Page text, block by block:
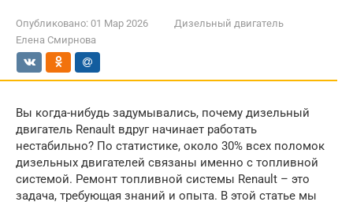
Опубликовано: 01 Мар 2026
Дизельный двигатель
Елена Смирнова
Вы когда-нибудь задумывались, почему дизельный
двигатель Renault вдруг начинает работать
нестабильно? По статистике, около 30% всех поломок
дизельных двигателей связаны именно с топливной
системой. Ремонт топливной системы Renault – это
задача, требующая знаний и опыта. В этой статье мы